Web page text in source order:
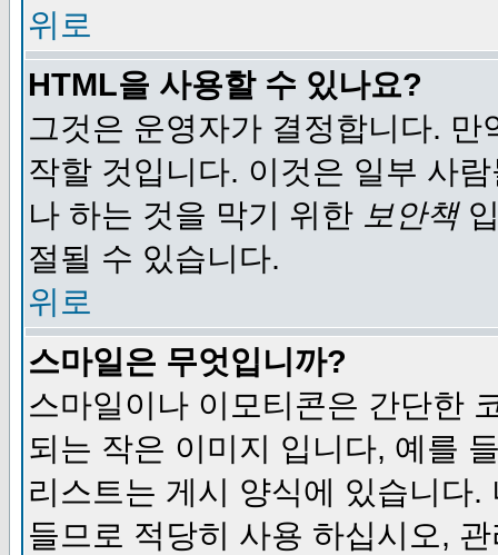
위로
HTML을 사용할 수 있나요?
그것은 운영자가 결정합니다.
작할 것입니다. 이것은 일부 사
나 하는 것을 막기 위한 보안책
절될 수 있습니다.
위로
스마일은 무엇입니까?
스마일이나 이모티콘은 간단한
되는 작은 이미지 입니다, 예를
리스트는 게시 양식에 있습니다
들므로 적당히 사용 하십시오,